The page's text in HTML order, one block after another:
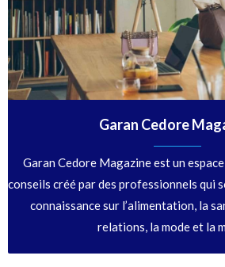
Garan Cedore
Garan Cedore Magazine est un
conseils créé par des professionnels qui
connaissance sur l’alimentation, la
relations, la mode et la